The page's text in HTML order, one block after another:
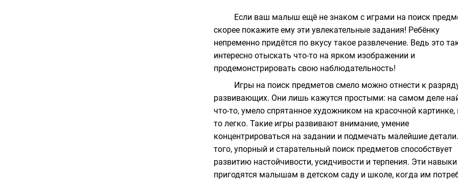
Если ваш малыш ещё не знаком с играми на поиск
скорее покажите ему эти увлекательные задания! Ребёнку
непременно придётся по вкусу такое развлечение. Ведь это
интересно отыскать что-то на ярком изображении и
продемонстрировать свою наблюдательность!
Игры на поиск предметов смело можно отнести к
развивающих. Они лишь кажутся простыми: на самом деле
что-то, умело спрятанное художником на красочной картинке,
то легко. Такие игры развивают внимание, умение
концентрироваться на задании и подмечать малейшие
того, упорный и старательный поиск предметов способствует
развитию настойчивости, усидчивости и терпения. Эти
пригодятся малышам в детском саду и школе, когда им